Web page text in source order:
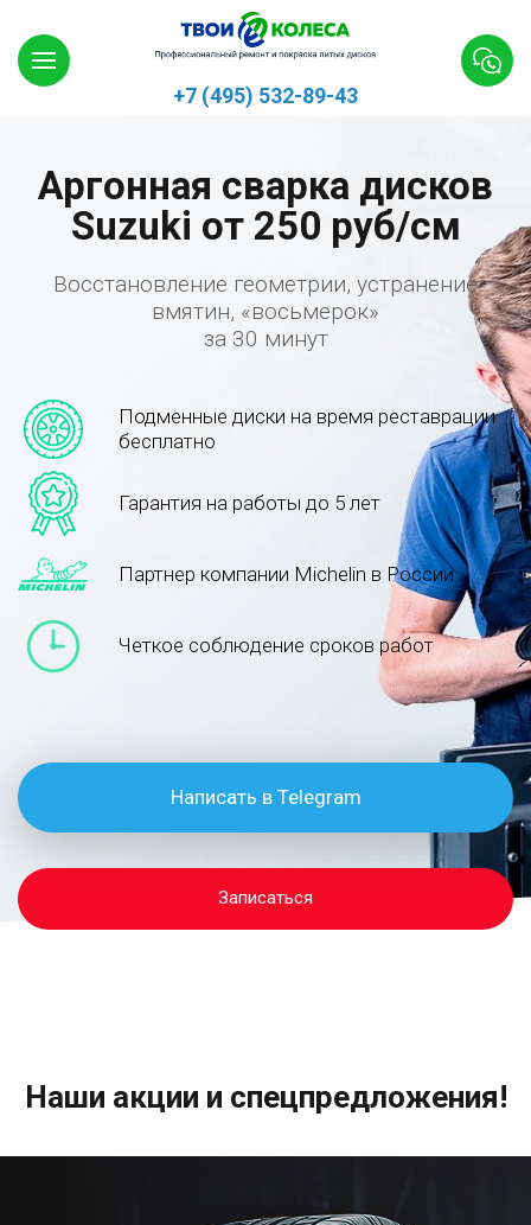
+7 (495) 532-89-43
Аргонная сварка дисков
Suzuki от 250 руб/см
Восстановление геометрии, устранение
вмятин, «восьмерок»
за 30 минут
Подменные диски на время реставрации
бесплатно
Гарантия на работы до 5 лет
Партнер компании Michelin в России
Четкое соблюдение сроков работ
Написать в Telegram
Записаться
Наши акции и спецпредложения!